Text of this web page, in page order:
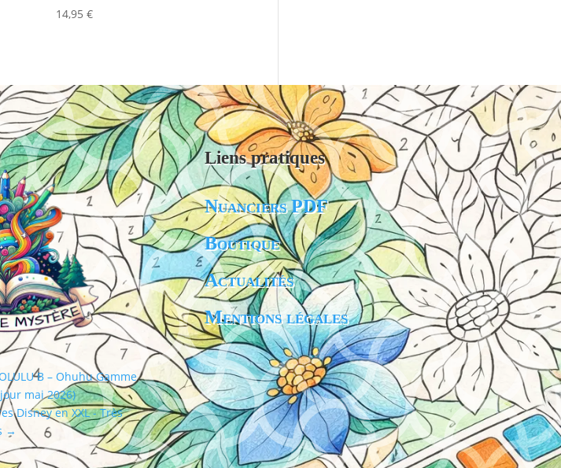
14,95 €
B – Ohuhu Gamme
mai 2026)
Disney en XXL - Très
→
Liens pratiques
Nuanciers PDF
Boutique
Actualités
Mentions légales